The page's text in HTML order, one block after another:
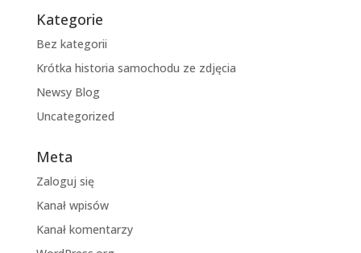
Kategorie
Bez kategorii
Krótka historia samochodu ze zdjęcia
Newsy Blog
Uncategorized
Meta
Zaloguj się
Kanał wpisów
Kanał komentarzy